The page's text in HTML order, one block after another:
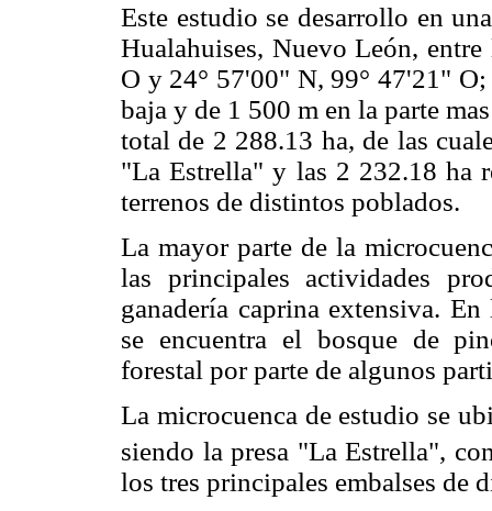
Este estudio se desarrollo en
Hualahuises, Nuevo León,
O y 24° 57'00" N, 99° 47'21" O;
baja y de 1 500 m en la parte
total de 2 288.13 ha, de las
"La Estrella" y las 2 232.18 ha
terrenos de distintos poblados.
La mayor parte de la
las principales actividades
ganadería caprina extensiva.
se encuentra el bosque de
forestal por parte de algunos
La microcuenca de estudio se
siendo la presa "La Estrella",
los tres principales embalses de